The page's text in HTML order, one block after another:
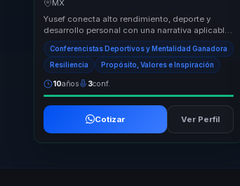
MX
Yusef conecta alto rendimiento, deporte y
desarrollo personal con una narrativa aplicable
a equipos que necesitan reforzar disciplina, re...
Conferencistas Deportivos y Mentalidad Ganadora
Resiliencia Propósito, Valores e Inspiración
10años 3conf.
Cotizar Ver Perfil